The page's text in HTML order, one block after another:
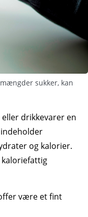
sukker, kan
drikke­varer en
og kalorier.
være et fint